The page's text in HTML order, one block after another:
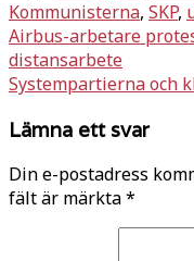
Kommunisterna, SKP,
Airbus-arbetare
distansarbete
Systempartierna och
Lämna ett svar
Din e-postadress
fält är märkta*